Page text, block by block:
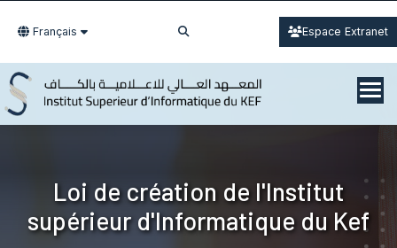
Français Espace Extranet
Loi de création de l'Institut
supérieur d'Informatique du Kef